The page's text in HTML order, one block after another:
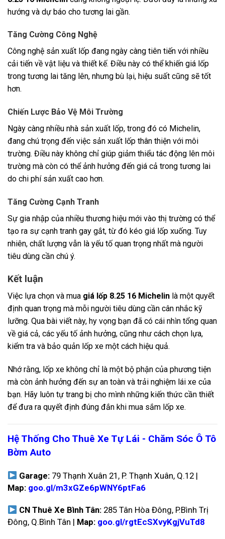
hướng và dự báo cho tương lai gần.
Tăng Cường Công Nghệ
Công nghệ sản xuất lốp đang ngày càng tiên tiến với nhiều
cải tiến về vật liệu và thiết kế. Điều này có thể khiến giá lốp
trong tương lai tăng lên, nhưng bù lại, hiệu suất cũng sẽ tốt
hơn.
Chiến Lược Bảo Vệ Môi Trường
Ngày càng nhiều nhà sản xuất lốp, trong đó có Michelin,
đang chú trọng đến việc sản xuất lốp thân thiện với môi
trường. Điều này không chỉ giúp giảm thiểu tác động lên môi
trường mà còn có thể ảnh hưởng đến giá cả trong tương lai
do chi phí sản xuất cao hơn.
Tăng Cường Cạnh Tranh
Sự gia nhập của nhiều thương hiệu mới vào thị trường có thể
tạo ra sự cạnh tranh gay gắt, từ đó kéo giá lốp xuống. Tuy
nhiên, chất lượng vẫn là yếu tố quan trọng nhất mà người
tiêu dùng cần chú ý.
Kết luận
Việc lựa chọn và mua giá lốp 8.25 16 Michelin là một quyết
định quan trọng mà mỗi người tiêu dùng cần cân nhắc kỹ
lưỡng. Qua bài viết này, hy vọng bạn đã có cái nhìn tổng quan
về giá cả, các yếu tố ảnh hưởng, cũng như cách chọn lựa,
kiểm tra và bảo quản lốp xe một cách hiệu quả.
Nhớ rằng, lốp xe không chỉ là một bộ phận của phương tiện
mà còn ảnh hưởng đến sự an toàn và trải nghiệm lái xe của
bạn. Hãy luôn tự trang bị cho mình những kiến thức cần thiết
để đưa ra quyết định đúng đắn khi mua sắm lốp xe.
Hệ Thống Cho Thuê Xe Tự Lái - Chăm Sóc Ô Tô
Bờm Auto
Garage: 79 Thạnh Xuân 21, P. Thạnh Xuân, Q.12 |
Map: goo.gl/m3xGZe6pWNY6ptFa6
CN Thuê Xe Bình Tân: 285 Tân Hòa Đông, P.Bình Trị
Đông, Q.Bình Tân | Map: goo.gl/rgtEcSXvyKgjVuTd8